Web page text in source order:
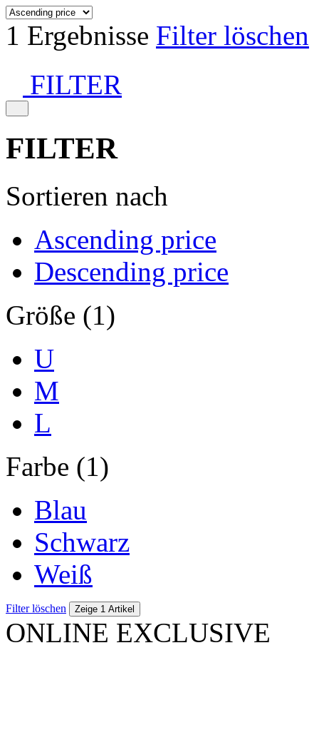
1 Ergebnisse Filter löschen
FILTER
FILTER
Sortieren nach
Ascending price
Descending price
Größe (1)
U
M
L
Farbe (1)
Blau
Schwarz
Weiß
Filter löschen Zeige 1 Artikel
ONLINE EXCLUSIVE